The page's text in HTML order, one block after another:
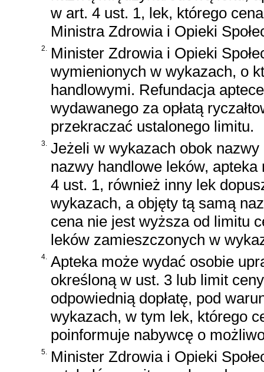
w art. 4 ust. 1, lek, którego
Ministra Zdrowia i Opieki
2.
Minister Zdrowia i Opieki
wymienionych w wykazach, o
handlowymi. Refundacja
wydawanego za opłatą
przekraczać ustalonego limitu.
3.
Jeżeli w wykazach obok
nazwy handlowe leków,
4 ust. 1, również inny lek
wykazach, a objęty tą samą
cena nie jest wyższa od limitu
leków zamieszczonych w
4.
Apteka może wydać osobie
określoną w ust. 3 lub limit
odpowiednią dopłatę, pod
wykazach, w tym lek, którego
poinformuje nabywcę o
5.
Minister Zdrowia i Opieki